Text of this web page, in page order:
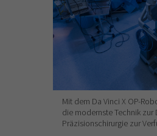
Mit dem Da Vinci X OP-
die modernste Technik
Präzisionschirurgie zur